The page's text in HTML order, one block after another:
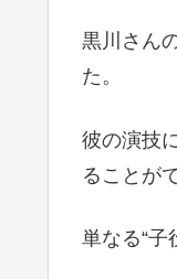
黒川さん
た。
彼の演技
ることが
単なる“子